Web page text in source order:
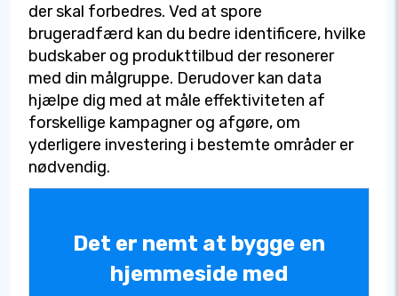
der skal forbedres. Ved at spore
brugeradfærd kan du bedre identificere, hvilke
budskaber og produkttilbud der resonerer
med din målgruppe. Derudover kan data
hjælpe dig med at måle effektiviteten af
forskellige kampagner og afgøre, om
yderligere investering i bestemte områder er
nødvendig.
Det er nemt at bygge en
hjemmeside med